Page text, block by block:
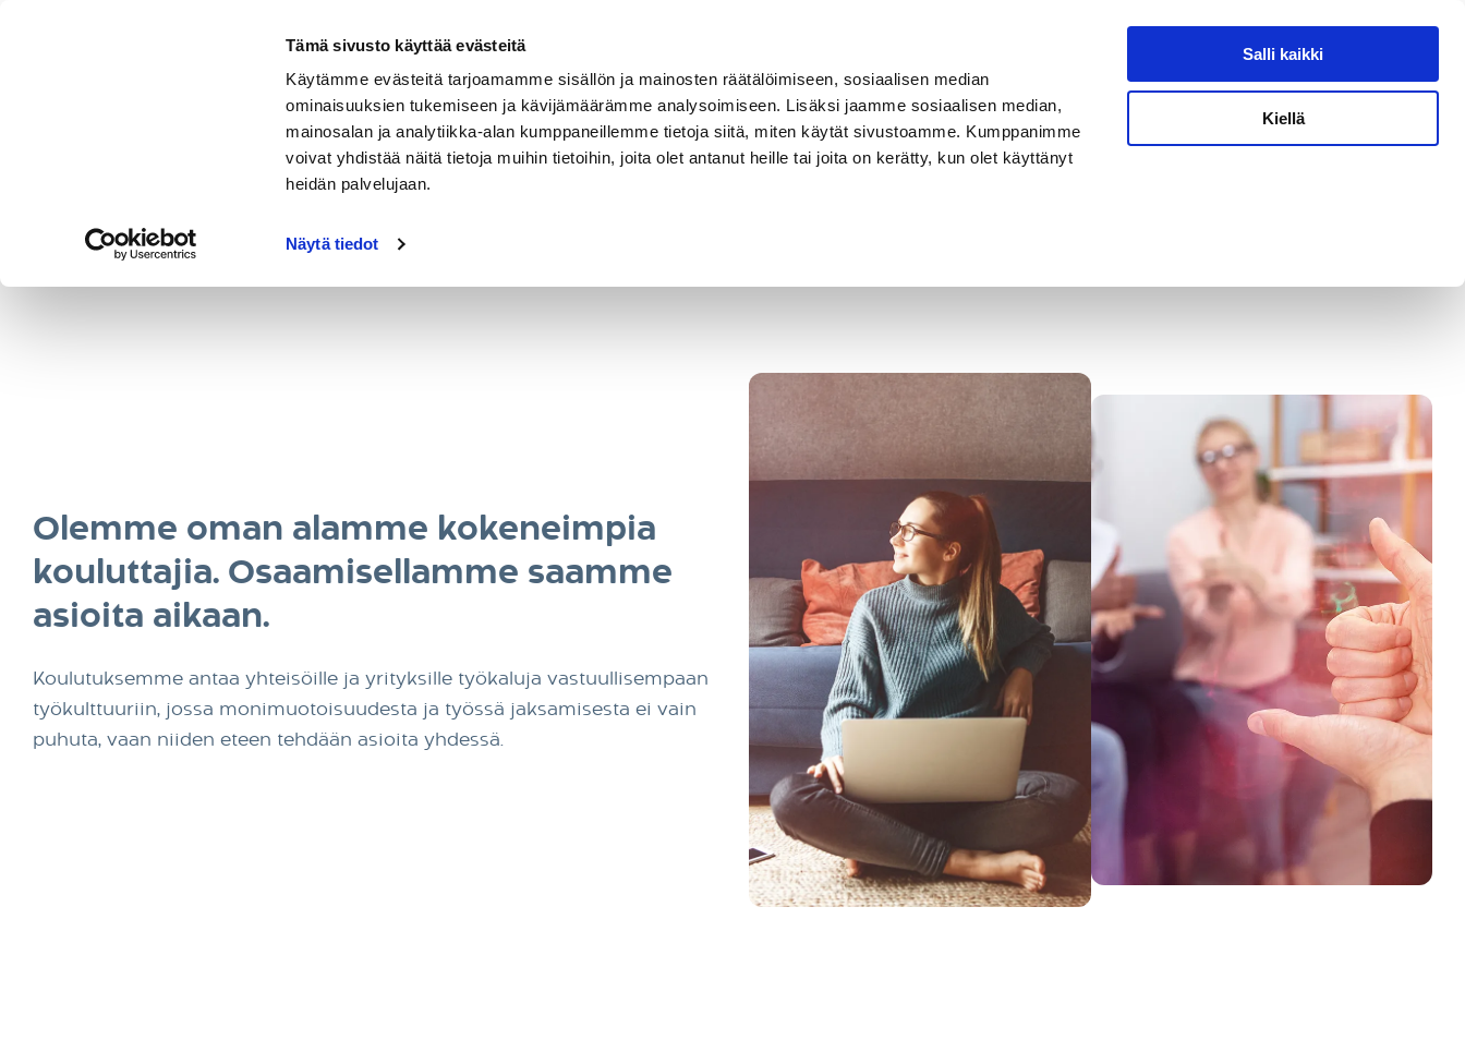
Tämä sivusto käyttää evästeitä
Käytämme evästeitä tarjoamamme sisällön ja mainosten räätälöimiseen, sosiaalisen median
ominaisuuksien tukemiseen ja kävijämäärämme analysoimiseen. Lisäksi jaamme sosiaalisen median,
mainosalan ja analytiikka-alan kumppaneillemme tietoja siitä, miten käytät sivustoamme. Kumppanimme
voivat yhdistää näitä tietoja muihin tietoihin, joita olet antanut heille tai joita on kerätty, kun olet käyttänyt
heidän palvelujaan.
Näytä tiedot
Salli kaikki
Kiellä
Koulutukset
työskenteleville
Avekki®-verksamhetsmodellen
Neuromoninaisuuden koulutukset
Mininepsy
RAPEVA Ratkaisukeskeinen perhevalmentaja
Traumatietoisuus – kohti traumasensitiivistä
Uudistuvan työelämän ratkaisut
Saavutettavuus - Kohti osallistavampia
Työyhteisöjen suorituskyky ja hyvinvoinnin
Muutosturvavalmennus
Ajankohtaista
Olemme oman alamme kokeneimpia
kouluttajia. Osaamisellamme saamme
asioita aikaan.
Koulutuksemme antaa yhteisöille ja yrityksille työkaluja vastuullisempaan
työkulttuuriin, jossa monimuotoisuudesta ja työssä jaksamisesta ei vain
puhuta, vaan niiden eteen tehdään asioita yhdessä.